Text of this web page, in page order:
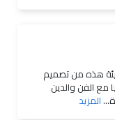
هذه من تصميم
مع الفن والدين
المزيد